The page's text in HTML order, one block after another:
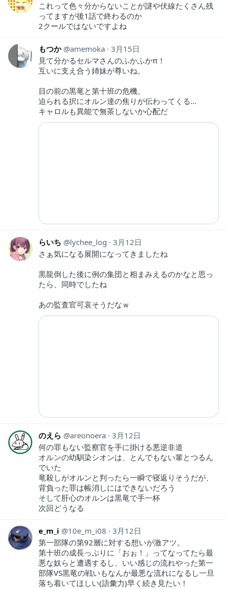
これって色々分からないことが謎や伏線たくさん残
ってますが後1話で終わるのか
2クールではないですよね
もつか amemoka 3月15日
見て分かるセルマさんのふかふかπ！
互いに支え合う姉妹が尊いね。
目の前の黒竜と第十班の危機。
迫られる択にオルン達の焦りが伝わってくる…
キャロルも異能で無茶しないか心配だ
らいち lychee_log
3月12日
さぁ気になる展開になってきましたね
黒龍倒した後に例の集団と相まみえるのかなと思っ
たら、同時でしたね
あの監査官可哀そうだなｗ
のえら areonoera 3月12日
何の罪もない監察官を手に掛ける悪逆非道
オルンの幼馴染シオンは、とんでもない輩とつるん
でいた
竜殺しがオルンと判ったら一瞬で寝返りそうだが、
背負った罪は帳消しにはできないだろう
そして肝心のオルンは黒竜で手一杯
次回どうなる
e_m_i 10e_m_i08
3月12日
第一部隊の第92層に対する想いが激アツ。
第十班の成長っぷりに「おぉ！」ってなってたら最
悪な奴らと遭遇するし、いい感じの流れやった第一
部隊VS黒竜の戦いもなんか最悪な流れになるし一旦
落ち着いてほしい(語彙力)早く続き見たい！